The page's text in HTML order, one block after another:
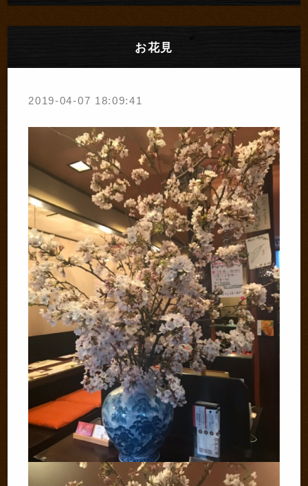
お花見
2019-04-07 18:09:41